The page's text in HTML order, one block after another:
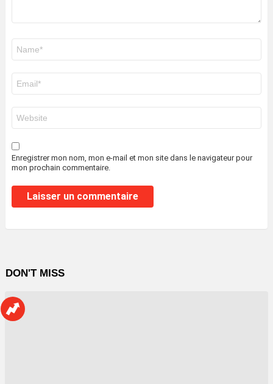
mail
*
web
Enregistrer mon nom, mon e-mail et mon site dans le navigateur pour
mon prochain commentaire.
DON'T MISS